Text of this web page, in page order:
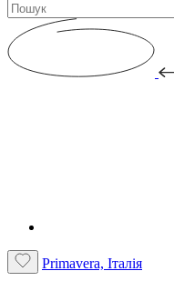
Primavera, Італія